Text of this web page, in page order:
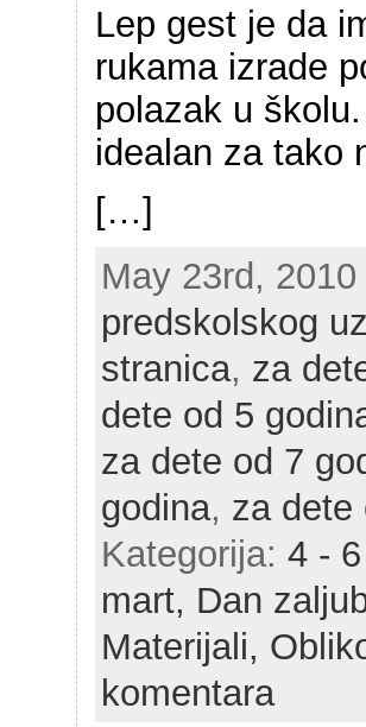
Lep gest je da
rukama izrade
polazak u
idealan za tako
[…]
May 23rd,
predskolskog
stranica, za
dete od 5
za dete od 7
godina, za dete
Kategorija: 4 -
mart, Dan
Materijali,
komentara